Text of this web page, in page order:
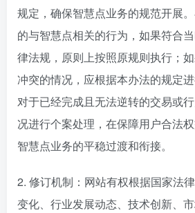
规定，确保智慧点业务的规范开展
的与智慧点相关的行为，如果符合
律法规，原则上按照原规则执行；
冲突的情况，应根据本办法的规定
对于已经完成且无法逆转的交易或
况进行个案处理，在保障用户合法
智慧点业务的平稳过渡和衔接。
2. 修订机制：网站有权根据国家法
变化、行业发展动态、技术创新、